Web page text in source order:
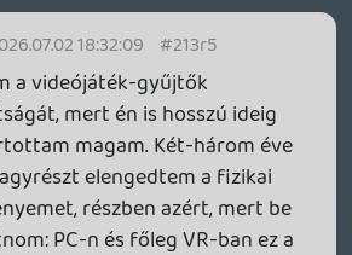
mert arról is
őrizgetek, amikor
a lemezes Fallen
(hogy pár nap alatt
a buborékfóliában volt egy
A digitális játék tud ilyet?
2026.07.02 16:26:31